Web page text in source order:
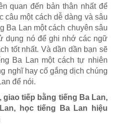
quan đến bản thân nhất để
một cách dễ dàng và sâu
Ba Lan một cách chuyên sâu
dụng nó để ghi nhớ các ngữ
tốt nhất. Và dần dần bạn sẽ
Ba Lan một cách tự nhiên
nghĩ hay cố gắng dịch chúng
để nói.
tiếp bằng tiếng Ba Lan,
học tiếng Ba Lan hiệu